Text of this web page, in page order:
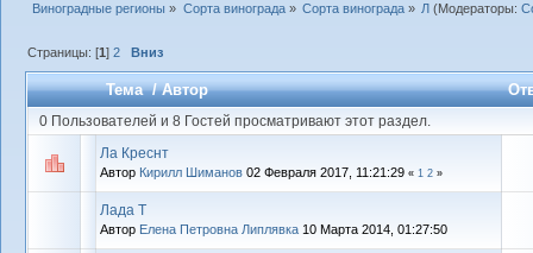
Виноградные регионы » Сорта винограда» Сорта винограда» Л (Модераторы:
Страницы: [1]2 Вниз
Тема/Автор
0 Пользователей и 8 Гостей просматривают этот раздел.
Ла Креснт
Автор Кирилл Шиманов 02 Февраля 2017, 11:21:29 « 1 2 »
Лада Т
Автор Елена Петровна Липлявка 10 Марта 2014, 01:27:50